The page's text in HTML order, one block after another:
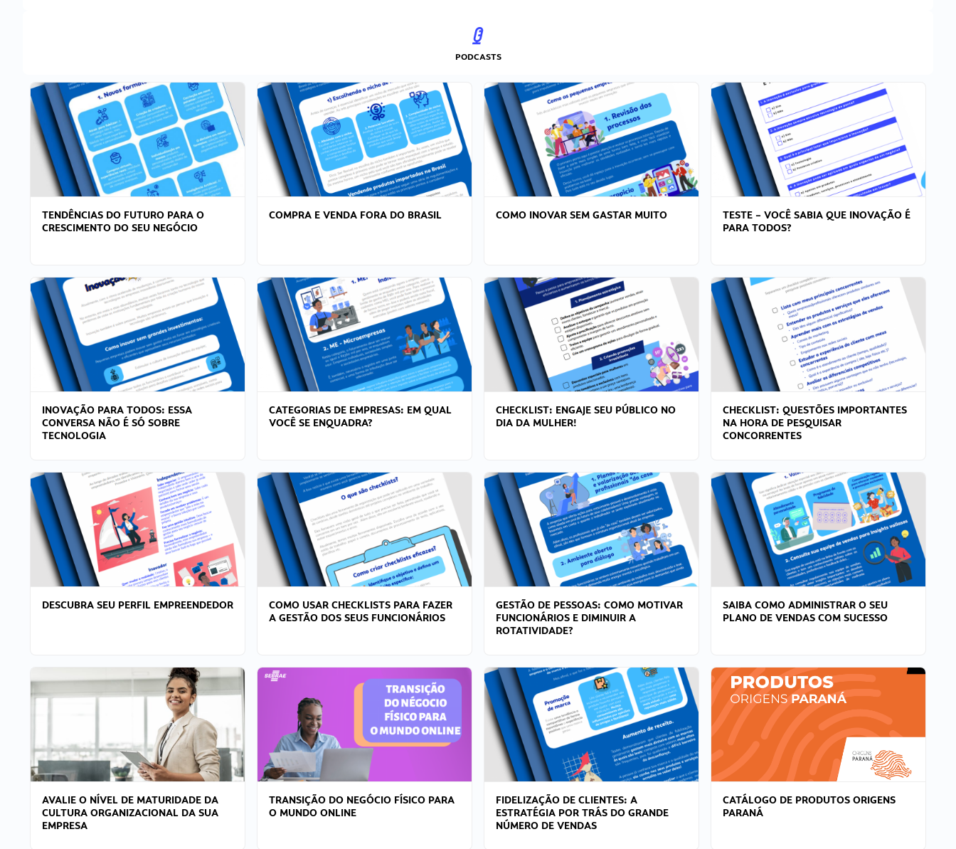
PODCASTS
TENDÊNCIAS DO FUTURO PARA O
CRESCIMENTO DO SEU NEGÓCIO
COMPRA E VENDA FORA DO BRASIL COMO INOVAR SEM GASTAR MUITO
TESTE – VOCÊ SABIA QUE INOVAÇÃO É
PARA TODOS?
INOVAÇÃO PARA TODOS: ESSA
CONVERSA NÃO É SÓ SOBRE
TECNOLOGIA
CATEGORIAS DE EMPRESAS: EM QUAL
VOCÊ SE ENQUADRA?
CHECKLIST: ENGAJE SEU PÚBLICO NO
DIA DA MULHER!
CHECKLIST: QUESTÕES IMPORTANTES
NA HORA DE PESQUISAR
CONCORRENTES
DESCUBRA SEU PERFIL EMPREENDEDOR
COMO USAR CHECKLISTS PARA FAZER
A GESTÃO DOS SEUS FUNCIONÁRIOS
GESTÃO DE PESSOAS: COMO MOTIVAR
FUNCIONÁRIOS E DIMINUIR A
ROTATIVIDADE?
SAIBA COMO ADMINISTRAR O SEU
PLANO DE VENDAS COM SUCESSO
AVALIE O NÍVEL DE MATURIDADE DA
CULTURA ORGANIZACIONAL DA SUA
EMPRESA
TRANSIÇÃO DO NEGÓCIO FÍSICO PARA
O MUNDO ONLINE
FIDELIZAÇÃO DE CLIENTES: A
ESTRATÉGIA POR TRÁS DO GRANDE
NÚMERO DE VENDAS
CATÁLOGO DE PRODUTOS ORIGENS
PARANÁ